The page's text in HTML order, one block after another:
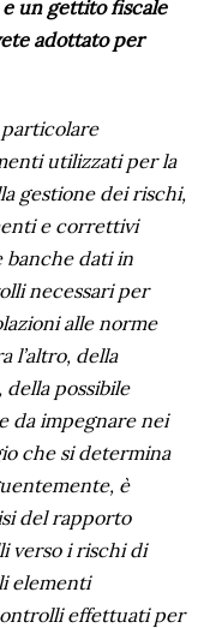
un gettito fiscale
adottato per
utilizzati per la
gestione dei rischi,
e correttivi
banche dati in
necessari per
alle norme
l’altro, della
possibile
da impegnare nei
che si determina
è
del rapporto
verso i rischi di
elementi
effettuati per